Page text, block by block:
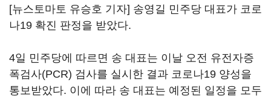
[뉴스토마토 유승호 기자] 송영길 민주당 대표가 코로
나19 확진 판정을 받았다.
4일 민주당에 따르면 송 대표는 이날 오전 유전자증
폭검사(PCR) 검사를 실시한 결과 코로나19 양성을
통보받았다. 이에 따라 송 대표는 예정된 일정을 모두